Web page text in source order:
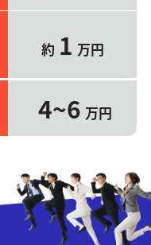
約 1 万円
4~6 万円